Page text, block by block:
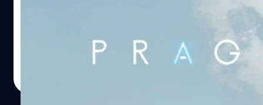
ได้ในช่วงแรก มันสร้างแรงดึงดูดให้เราอยากรู้อยากเห็นว่าเกิด
กระเทาะเปลือกความลับของดาวดวงนี้ออกมาทีละนิด เป็นการ
เล่าเรื่องที่สอดคล้องกับเกมเพลย์อย่างลงตัวที่สุด ​Gameplay :
การเข็นโปรเจกต์ IP ใหม่แกะกล่องอย่าง Pragmata ออกมา
วาดลวดลายท่ามกลางความคาดหวังของเหล่าเกมเมอร์ทั่วโลก
วันนี้ทีมงาน BT beartai จะพาทุกคนดำดิ่งสู่โลกอนาคตที่เต็ม
| 100 days ago